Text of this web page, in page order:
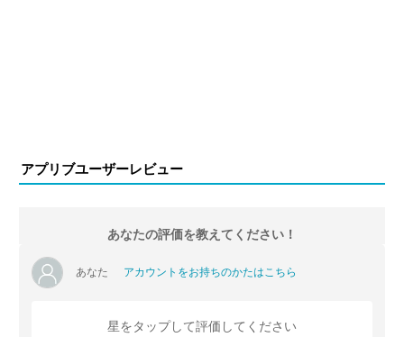
アプリブユーザーレビュー
あなたの評価を教えてください！
あなた アカウントをお持ちのかたはこちら
星をタップして評価してください